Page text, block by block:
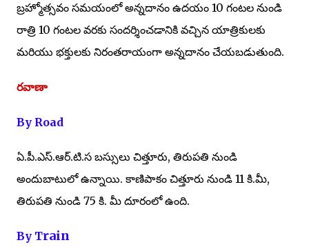
బ్రహ్మోత్సవం సమయంలో అన్నదానం ఉదయం 10 గంటల నుండి
రాత్రి 10 గంటల వరకు సందర్శించడానికి వచ్చిన యాత్రికులకు
మరియు భక్తులకు నిరంతరాయంగా అన్నదానం చేయబడుతుంది.
రవాణా
By Road
ఏ.పీ.ఎస్.ఆర్.టి.స బస్సులు చిత్తూరు, తిరుపతి నుండి
అందుబాటులో ఉన్నాయి. కాణిపాకం చిత్తూరు నుండి 11 కి.మీ,
తిరుపతి నుండి 75 కి. మీ దూరంలో ఉంది.
By Train